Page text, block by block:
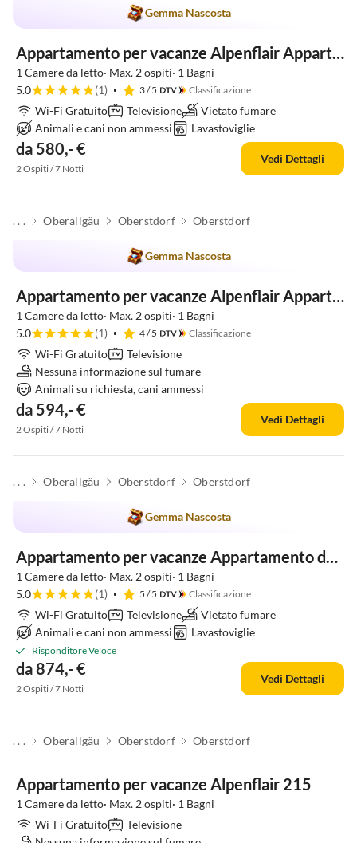
Gemma Nascosta
Appartamento per vacanze Alpenflair Appartamento per Vacanze 231
1 Camere da letto· Max. 2 ospiti· 1 Bagni
5.0
(1) 3/ 5 Classificazione
Wi-Fi Gratuito Televisione
Vietato fumare
Animali e cani non ammessi
Lavastoviglie
da 580,- €
2 Ospiti / 7 Notti
Vedi Dettagli
. . . Oberallgäu Oberstdorf Oberstdorf
Gemma Nascosta
Appartamento per vacanze Alpenflair Appartamento per Vacanze 236
1 Camere da letto· Max. 2 ospiti· 1 Bagni
5.0
(1) 4/ 5 Classificazione
Wi-Fi Gratuito
Televisione
Nessuna informazione sul fumare
Animali su richiesta, cani ammessi
da 594,- €
2 Ospiti / 7 Notti
Vedi Dettagli
. . . Oberallgäu Oberstdorf Oberstdorf
Gemma Nascosta
Appartamento per vacanze Appartamento dallo stile alpino 239
1 Camere da letto· Max. 2 ospiti· 1 Bagni
5.0
(1) 5 / 5 Classificazione
Wi-Fi Gratuito Televisione
Vietato fumare
Animali e cani non ammessi
Lavastoviglie
Risponditore Veloce
da 874,- €
2 Ospiti / 7 Notti
Vedi Dettagli
. . . Oberallgäu Oberstdorf Oberstdorf
Appartamento per vacanze Alpenflair 215
1 Camere da letto· Max. 2 ospiti· 1 Bagni
Wi-Fi Gratuito
Televisione